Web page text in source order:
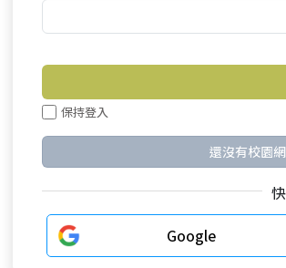
保持登入
還沒有校園
Google